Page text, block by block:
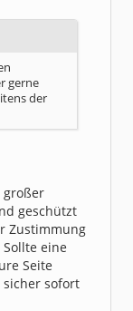
gerne
der
großer
geschützt
Zustimmung
eine
Seite
sofort